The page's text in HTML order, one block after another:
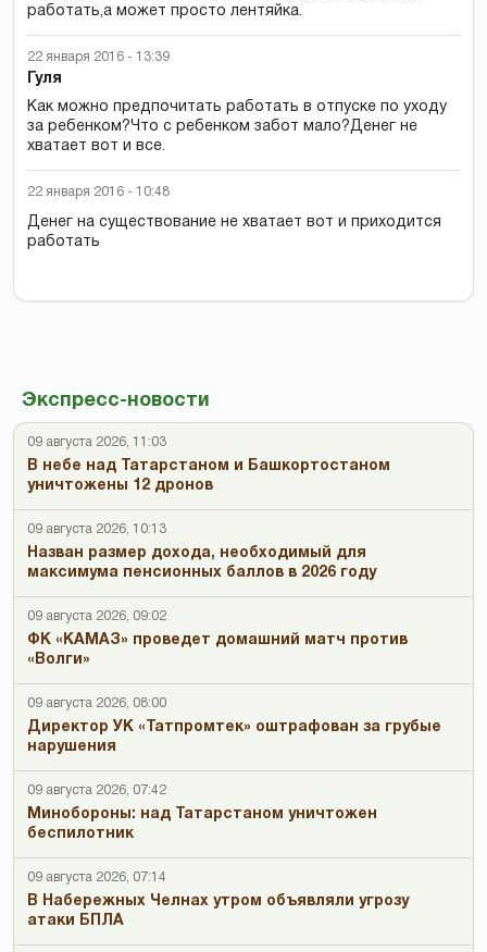
Экспресс-новости
09 августа 2026, 11:03
В небе над Татарстаном и Башкортостаном
уничтожены 12 дронов
09 августа 2026, 10:13
Назван размер дохода, необходимый для
максимума пенсионных баллов в 2026 году
09 августа 2026, 09:02
ФК «КАМАЗ» проведет домашний матч против
«Волги»
09 августа 2026, 08:00
Директор УК «Татпромтек» оштрафован за грубые
нарушения
09 августа 2026, 07:42
Минобороны: над Татарстаном уничтожен
беспилотник
09 августа 2026, 07:14
В Набережных Челнах утром объявляли угрозу
атаки БПЛА
работать,а может просто лентяйка.
22 января 2016 - 13:39
Гуля
Как можно предпочитать работать в отпуске по уходу
за ребенком?Что с ребенком забот мало?Денег не
хватает вот и все.
22 января 2016 - 10:48
Денег на существование не хватает вот и приходится
работать